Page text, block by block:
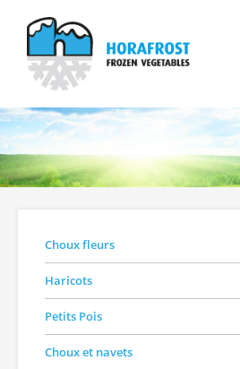
Choux fleurs
Haricots
Petits Pois
Choux et navets